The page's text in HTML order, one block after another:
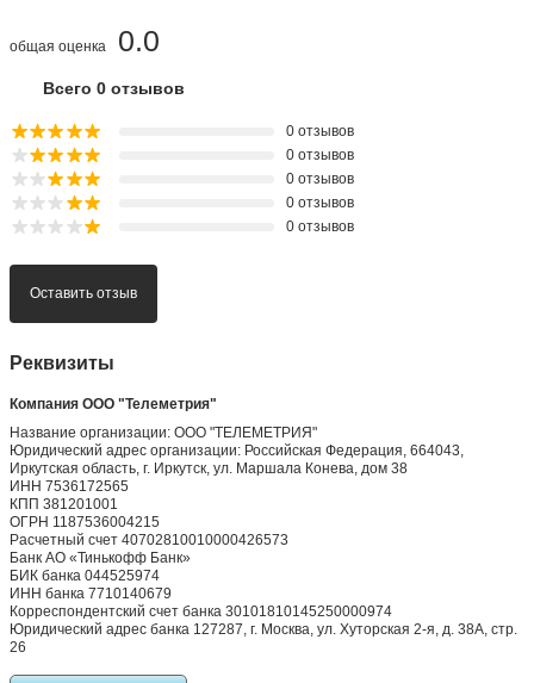
0.0
общая оценка
Всего 0 отзывов
0 отзывов
0 отзывов
0 отзывов
0 отзывов
0 отзывов
Оставить отзыв
Реквизиты
Компания ООО "Телеметрия"
Название организации: ООО "ТЕЛЕМЕТРИЯ"
Юридический адрес организации: Российская Федерация, 664043,
Иркутская область, г. Иркутск, ул. Маршала Конева, дом 38
ИНН 7536172565
КПП 381201001
ОГРН 1187536004215
Расчетный счет 40702810010000426573
Банк АО «Тинькофф Банк»
БИК банка 044525974
ИНН банка 7710140679
Корреспондентский счет банка 30101810145250000974
Юридический адрес банка 127287, г. Москва, ул. Хуторская 2-я, д. 38А, стр.
26